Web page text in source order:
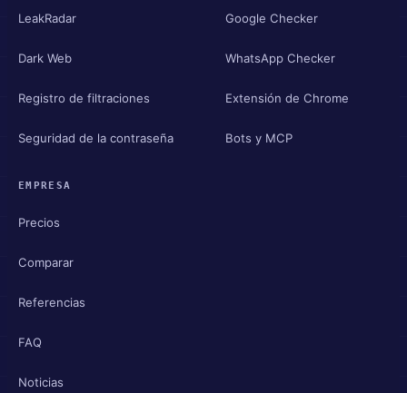
LeakRadar
Dark Web
Registro de filtraciones
Seguridad de la contraseña
Google Checker
WhatsApp Checker
Extensión de Chrome
Bots y MCP
EMPRESA
Precios
Comparar
Referencias
FAQ
Noticias